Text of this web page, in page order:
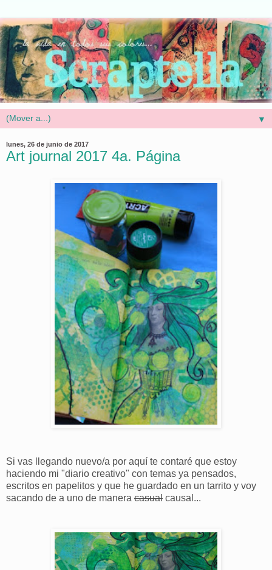
▼
lunes, 26 de junio de 2017
Art journal 2017 4a. Página
Si vas llegando nuevo/a por aquí te contaré que estoy
haciendo mi "diario creativo" con temas ya pensados,
escritos en papelitos y que he guardado en un tarrito y voy
sacando de a uno de manera casual causal...